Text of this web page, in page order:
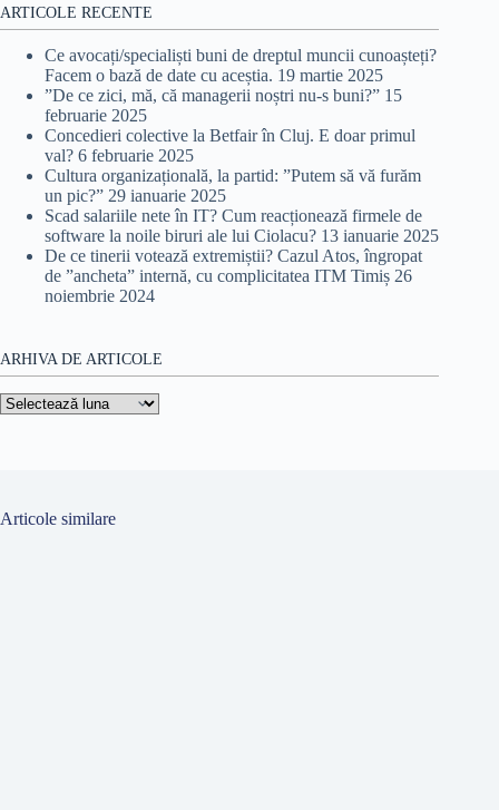
ARTICOLE RECENTE
Ce avocați/specialiști buni de dreptul muncii cunoașteți?
Facem o bază de date cu aceștia. 19 martie 2025
”De ce zici, mă, că managerii noștri nu-s buni?” 15
februarie 2025
Concedieri colective la Betfair în Cluj. E doar primul
val? 6 februarie 2025
Cultura organizațională, la partid: ”Putem să vă furăm
un pic?” 29 ianuarie 2025
Scad salariile nete în IT? Cum reacționează firmele de
software la noile biruri ale lui Ciolacu? 13 ianuarie 2025
De ce tinerii votează extremiștii? Cazul Atos, îngropat
de ”ancheta” internă, cu complicitatea ITM Timiș 26
noiembrie 2024
ARHIVA DE ARTICOLE
Arhiva
de
Articole similare